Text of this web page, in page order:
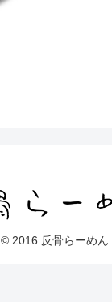
© 2016 反骨らーめん.